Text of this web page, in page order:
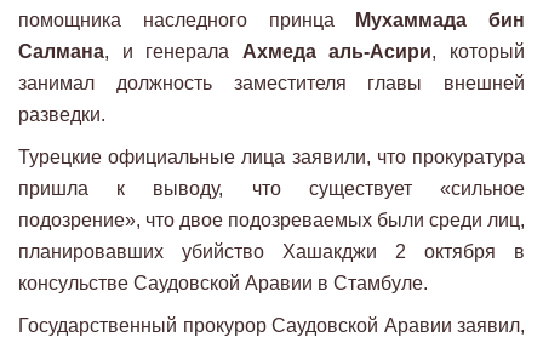
помощника наследного принца
Мухаммада бин
Салмана, и генерала Ахмеда аль-Асири, который
занимал должность заместителя главы внешней
разведки.
Турецкие официальные лица заявили, что прокуратура
пришла к выводу, что существует «сильное
подозрение», что двое подозреваемых были среди лиц,
планировавших убийство Хашакджи 2 октября в
консульстве Саудовской Аравии в Стамбуле.
Государственный прокурор Саудовской Аравии заявил,